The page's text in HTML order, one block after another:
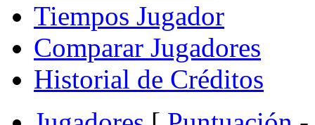
Tiempos Jugador
Comparar Jugadores
Historial de Créditos